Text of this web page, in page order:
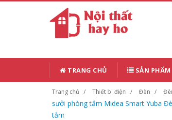
TRANG CHỦ SẢN PHẨM
Trang chủ Thiết bị điện Đèn
sưởi phòng tắm Midea Smart Yuba
tắm